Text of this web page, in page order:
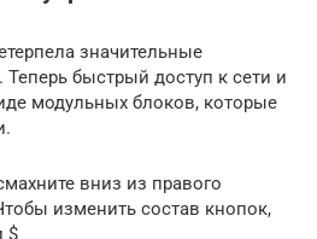
значительные
Теперь быстрый доступ к сети и
модульных блоков, которые
вниз из правого
изменить состав кнопок,
$